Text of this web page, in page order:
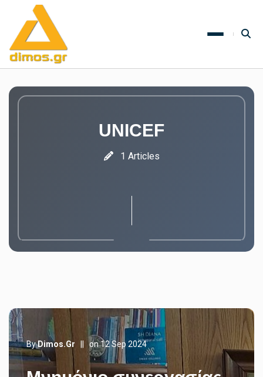
UNICEF
1 Articles
ByDimos.gr ||on 12 Sep 2024